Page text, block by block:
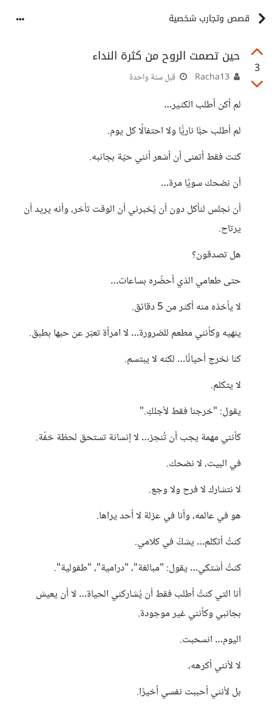
قصص وتجارب شخصية
3
حين تصمت الروح من كثرة النداء
قبل سنة واحدة
لم أكن أطلب الكثير…
لم أطلب حبًّا ناريًّا ولا احتفالًا كل يوم.
كنت فقط أتمنى أن أشعر أنني حيّة بجانبه.
أن نضحك سويًا مرة…
أن نجلس لنأكل دون أن يُخبرني أن الوقت تأخر، وأنه يريد أن
يرتاح.
هل تصدقون؟
حتى طعامي الذي أحضّره بساعات…
لا يأخذه منه أكثر من 5 دقائق.
ينهيه وكأنني مطعم للضرورة… لا امرأة تعبّر عن حبها بطبق.
كنا نخرج أحيانًا… لكنه لا يبتسم.
لا يتكلم.
يقول: "خرجنا فقط لأجلكِ."
كأنني مهمة يجب أن تُنجز… لا إنسانة تستحق لحظة خفّة.
في البيت، لا نضحك.
لا نتشارك لا فرح ولا وجع.
هو في عالمه، وأنا في عزلة لا أحد يراها.
كنتُ أتكلم… يشكّ في كلامي.
كنتُ أشتكي… يقول: "مبالغة"، "درامية"، "طفولية".
أنا التي كنتُ أطلب فقط أن يُشاركني الحياة… لا أن يعيش
بجانبي وكأنني غير موجودة.
اليوم… انسحبت.
لا لأنني أكرهه،
بل لأنني أحببت نفسي أخيرًا.